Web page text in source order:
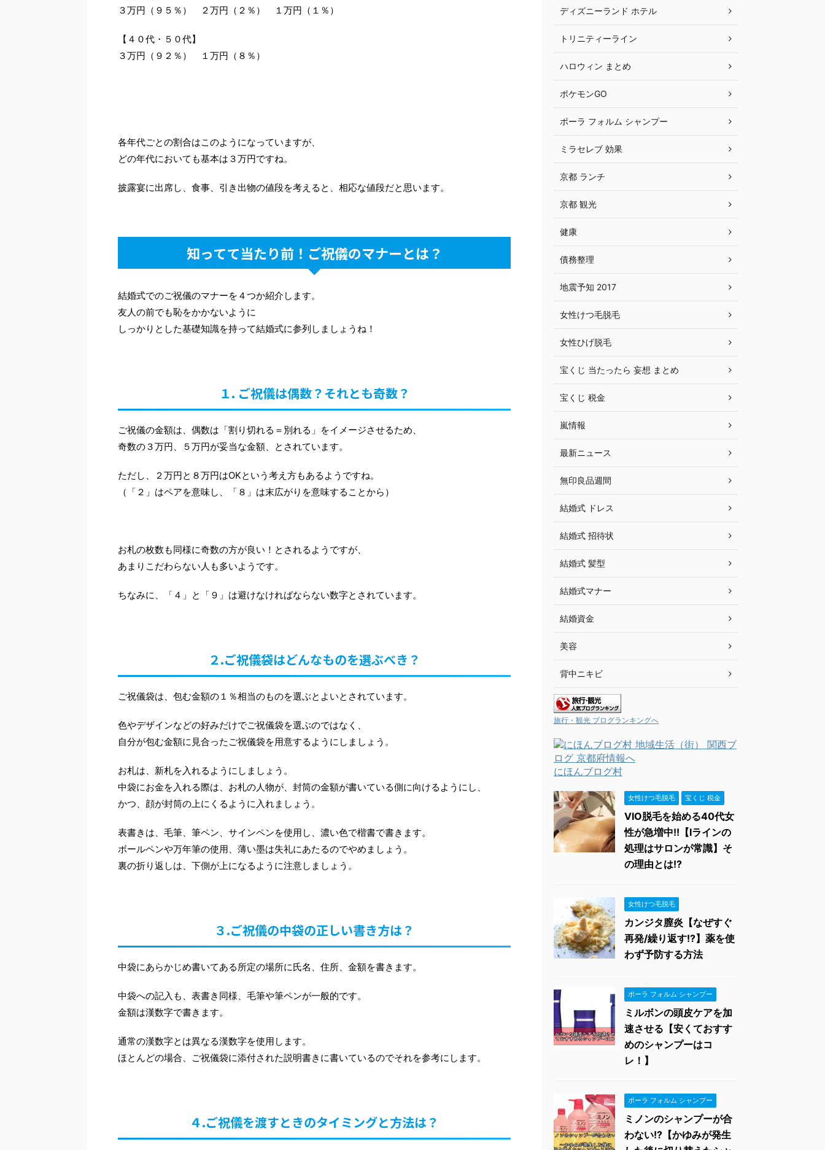
３万円（９５％） ２万円（２％） １万円（１％）
【４０代・５０代】
３万円（９２％） １万円（８％）
各年代ごとの割合はこのようになっていますが、
どの年代においても基本は３万円ですね。
披露宴に出席し、食事、引き出物の値段を考えると、相応な値段だと思います。
知ってて当たり前！ご祝儀のマナーとは？
結婚式でのご祝儀のマナーを４つか紹介します。
友人の前でも恥をかかないように
しっかりとした基礎知識を持って結婚式に参列しましょうね！
１. ご祝儀は偶数？それとも奇数？
ご祝儀の金額は、偶数は「割り切れる＝別れる」をイメージさせるため、
奇数の３万円、５万円が妥当な金額、とされています。
ただし、２万円と８万円はOKという考え方もあるようですね。
（「２」はペアを意味し、「８」は末広がりを意味することから）
お札の枚数も同様に奇数の方が良い！とされるようですが、
あまりこだわらない人も多いようです。
ちなみに、「４」と「９」は避けなければならない数字とされています。
２.ご祝儀袋はどんなものを選ぶべき？
ご祝儀袋は、包む金額の１％相当のものを選ぶとよいとされています。
色やデザインなどの好みだけでご祝儀袋を選ぶのではなく、
自分が包む金額に見合ったご祝儀袋を用意するようにしましょう。
お札は、新札を入れるようにしましょう。
中袋にお金を入れる際は、お札の人物が、封筒の金額が書いている側に向けるようにし、
かつ、顔が封筒の上にくるように入れましょう。
表書きは、毛筆、筆ペン、サインペンを使用し、濃い色で楷書で書きます。
ボールペンや万年筆の使用、薄い墨は失礼にあたるのでやめましょう。
裏の折り返しは、下側が上になるように注意しましょう。
３.ご祝儀の中袋の正しい書き方は？
中袋にあらかじめ書いてある所定の場所に氏名、住所、金額を書きます。
中袋への記入も、表書き同様、毛筆や筆ペンが一般的です。
金額は漢数字で書きます。
通常の漢数字とは異なる漢数字を使用します。
ほとんどの場合、ご祝儀袋に添付された説明書きに書いているのでそれを参考にします。
４.ご祝儀を渡すときのタイミングと方法は？
ディズニーランド ホテル
トリニティーライン
ハロウィン まとめ
ポケモンGO
ポーラ フォルム シャンプー
ミラセレブ 効果
京都 ランチ
京都 観光
健康
債務整理
地震予知 2017
女性けつ毛脱毛
女性ひげ脱毛
宝くじ 当たったら 妄想 まとめ
宝くじ 税金
嵐情報
最新ニュース
無印良品週間
結婚式 ドレス
結婚式 招待状
結婚式 髪型
結婚式マナー
結婚資金
美容
背中ニキビ
旅行・観光 ブログランキングへ
にほんブログ村
女性けつ毛脱毛 宝くじ 税金
VIO脱毛を始める40代女
性が急増中!!【Iラインの
処理はサロンが常識】そ
の理由とは!?
女性けつ毛脱毛
カンジタ膣炎【なぜすぐ
再発/繰り返す!?】薬を使
わず予防する方法
ポーラ フォルム シャンプー
ミルボンの頭皮ケアを加
速させる【安くておすす
めのシャンプーはコ
レ！】
ポーラ フォルム シャンプー
ミノンのシャンプーが合
わない!?【かゆみが発生